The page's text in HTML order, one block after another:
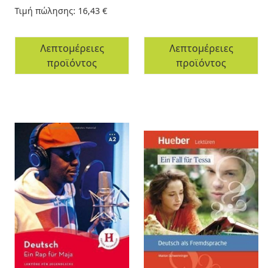
Τιμή πώλησης: 16,43 €
Λεπτομέρειες
προϊόντος
Λεπτομέρειες
προϊόντος